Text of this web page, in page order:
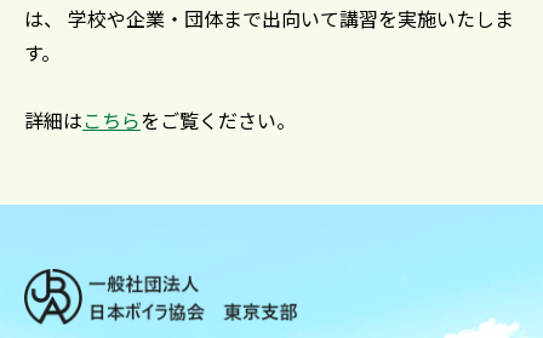
は、 学校や企業・団体まで出向いて講習を実施いたしま
す。
詳細はこちらをご覧ください。